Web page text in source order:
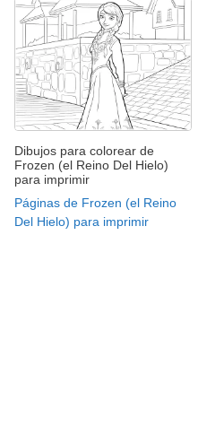
Dibujos para colorear de
Frozen (el Reino Del Hielo)
para imprimir
Páginas de Frozen (el Reino
Del Hielo) para imprimir